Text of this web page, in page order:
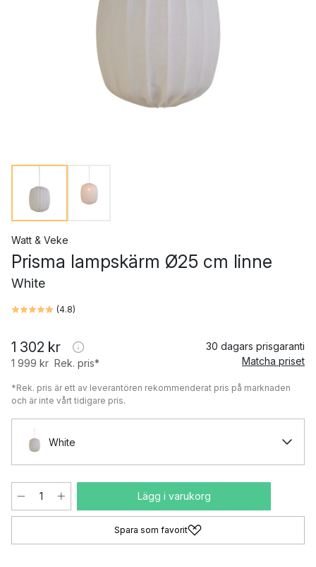
Watt & Veke
Prisma lampskärm Ø25 cm linne
White
(4.8)
1 302 kr
1 999 kr Rek. pris*
30 dagars prisgaranti
Matcha priset
*Rek. pris är ett av leverantören rekommenderat pris på marknaden
och är inte vårt tidigare pris.
White
Lägg i varukorg
Spara som favorit